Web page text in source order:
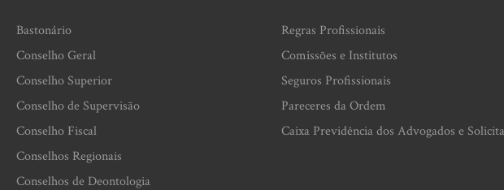
Bastonário
Conselho Geral
Conselho Superior
Conselho de Supervisão
Conselho Fiscal
Conselhos Regionais
Conselhos de Deontologia
Regras Profissionais
Comissões e Institutos
Seguros Profissionais
Pareceres da Ordem
Caixa Previdência dos Advogados e